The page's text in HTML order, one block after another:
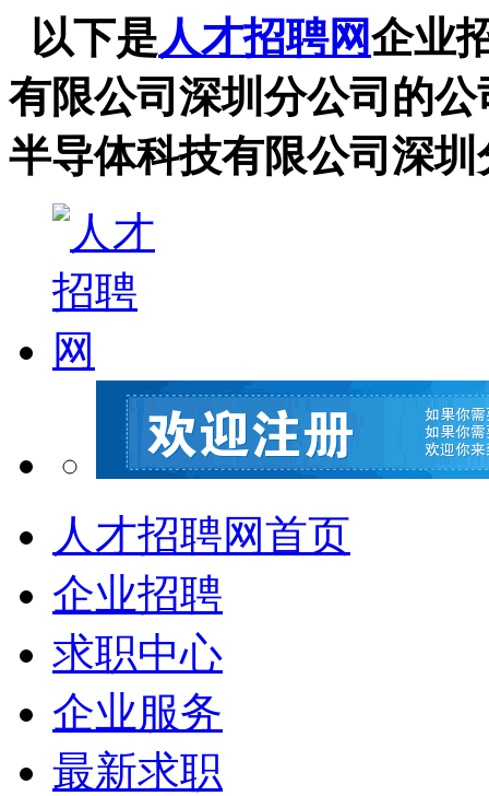
以下是人才招聘网企业
有限公司深圳分公司的
半导体科技有限公司深
人才招聘网首页
企业招聘
求职中心
企业服务
最新求职